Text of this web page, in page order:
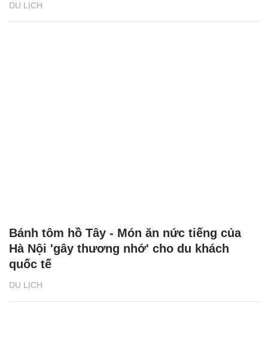
DU LỊCH
DU LỊCH
Bánh tôm hồ Tây - Món ăn nức tiếng của
Hà Nội 'gây thương nhớ' cho du khách
quốc tế